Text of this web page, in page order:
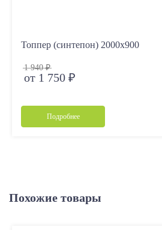
Топпер (синтепон) 2000х900
1 940 ₽
от 1 750 ₽
Подробнее
Похожие товары